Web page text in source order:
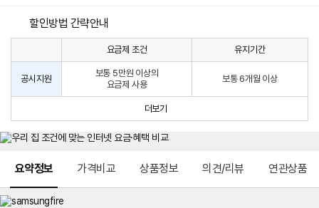
할인방법 간략안내
원
선
택
약
정
사
인
법
요금제 조건 유지기간
공시지원
보통 5만원 이상의
요금제 사용
보통 6개월 이상
더보기
요약정보 가격비교 상품정보 의견/리뷰 연관상품